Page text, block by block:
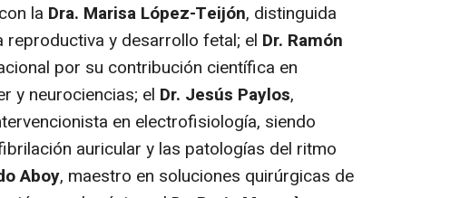
la Dra. Marisa López-Teijón, distinguida
y desarrollo fetal; el Dr. Ramón
por su contribución científica en
y neurociencias; el Dr. Jesús Paylos,
en electrofisiología, siendo
auricular y las patologías del ritmo
Aboy, maestro en soluciones quirúrgicas de